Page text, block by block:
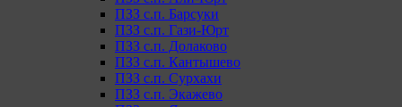
ПЗЗ с.п. Барсуки
ПЗЗ с.п. Гази-Юрт
ПЗЗ с.п. Долаково
ПЗЗ с.п. Кантышево
ПЗЗ с.п. Сурхахи
ПЗЗ с.п. Экажево